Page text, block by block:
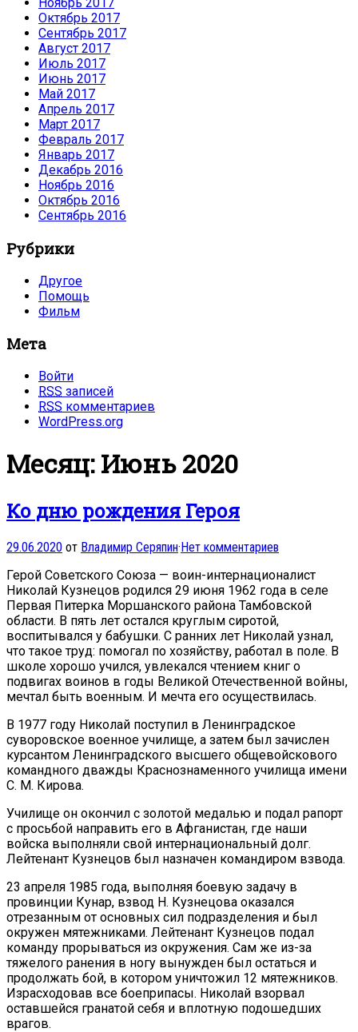
Октябрь 2017
Сентябрь 2017
Август 2017
Июль 2017
Июнь 2017
Май 2017
Апрель 2017
Март 2017
Февраль 2017
Январь 2017
Декабрь 2016
Ноябрь 2016
Октябрь 2016
Сентябрь 2016
Рубрики
Другое
Помощь
Фильм
Мета
Войти
RSS записей
RSS комментариев
WordPress.org
Месяц: Июнь 2020
Ко дню рождения Героя
29.06.2020 от Владимир Серяпин·Нет комментариев
Герой Советского Союза — воин-интернационалист
Николай Кузнецов родился 29 июня 1962 года в селе
Первая Питерка Моршанского района Тамбовской
области. В пять лет остался круглым сиротой,
воспитывался у бабушки. С ранних лет Николай узнал,
что такое труд: помогал по хозяйству, работал в поле. В
школе хорошо учился, увлекался чтением книг о
подвигах воинов в годы Великой Отечественной войны,
мечтал быть военным. И мечта его осуществилась.
В 1977 году Николай поступил в Ленинградское
суворовское военное училище, а затем был зачислен
курсантом Ленинградского высшего общевойскового
командного дважды Краснознаменного училища имени
С. М. Кирова.
Училище он окончил с золотой медалью и подал рапорт
с просьбой направить его в Афганистан, где наши
войска выполняли свой интернациональный долг.
Лейтенант Кузнецов был назначен командиром взвода.
23 апреля 1985 года, выполняя боевую задачу в
провинции Кунар, взвод Н. Кузнецова оказался
отрезанным от основных сил подразделения и был
окружен мятежниками. Лейтенант Кузнецов подал
команду прорываться из окружения. Сам же из-за
тяжелого ранения в ногу вынужден был остаться и
продолжать бой, в котором уничтожил 12 мятежников.
Израсходовав все боеприпасы. Николай взорвал
оставшейся гранатой себя и вплотную подошедших
врагов.